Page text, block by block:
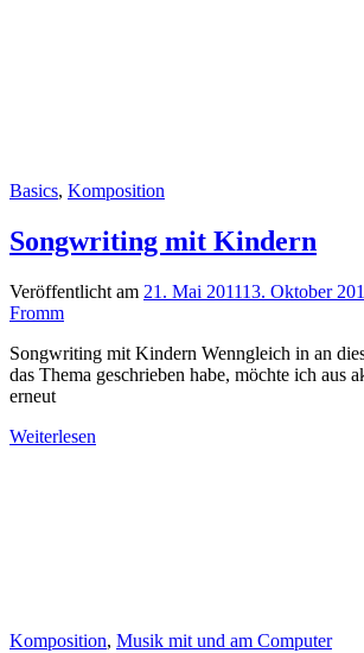
Basics, Komposition
Songwriting mit Kindern
Veröffentlicht am 21. Mai 201113. Oktober
Fromm
Songwriting mit Kindern Wenngleich in an
das Thema geschrieben habe, möchte ich aus
erneut
Weiterlesen
Komposition, Musik mit und am Computer